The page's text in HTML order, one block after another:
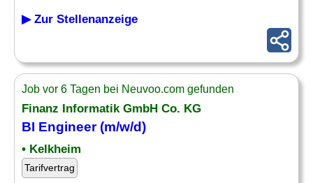
▶ Zur Stellenanzeige
Job vor 6 Tagen bei Neuvoo.com gefunden
Finanz Informatik GmbH Co. KG
BI Engineer(m/w/d)
• Kelkheim
Tarifvertrag